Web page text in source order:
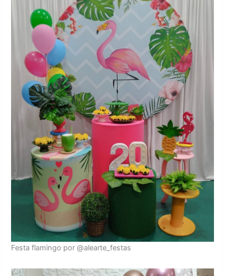
Festa flamingo por @alearte_festas